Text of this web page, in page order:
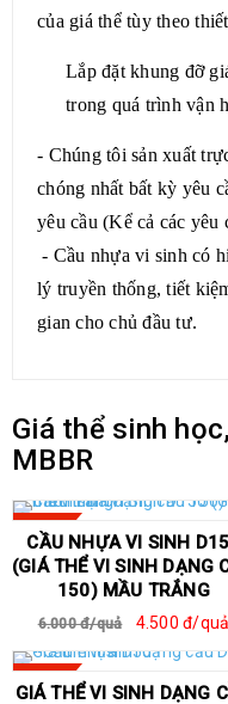
của giá thể tùy theo
Lắp đặt khung đỡ
trong quá trình vận
- Chúng tôi sản xuất
chóng nhất bất kỳ yêu
yêu cầu (Kể cả các yêu
- Cầu nhựa vi sinh có
lý truyền thống, tiết
gian cho chủ đầu tư.
Giá thể sinh
MBBR
SALE
CẦU NHỰA VI SINH
(GIÁ THỂ VI SINH DẠNG
150) MẦU TRẮNG
6.000 đ/quả 4.500 đ/quả
SALE
GIÁ THỂ VI SINH DẠNG